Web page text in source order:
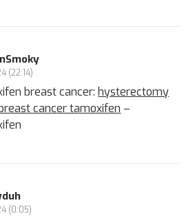
(22:14)
breast cancer:hysterectomy
cancer tamoxifen –
(0:05)